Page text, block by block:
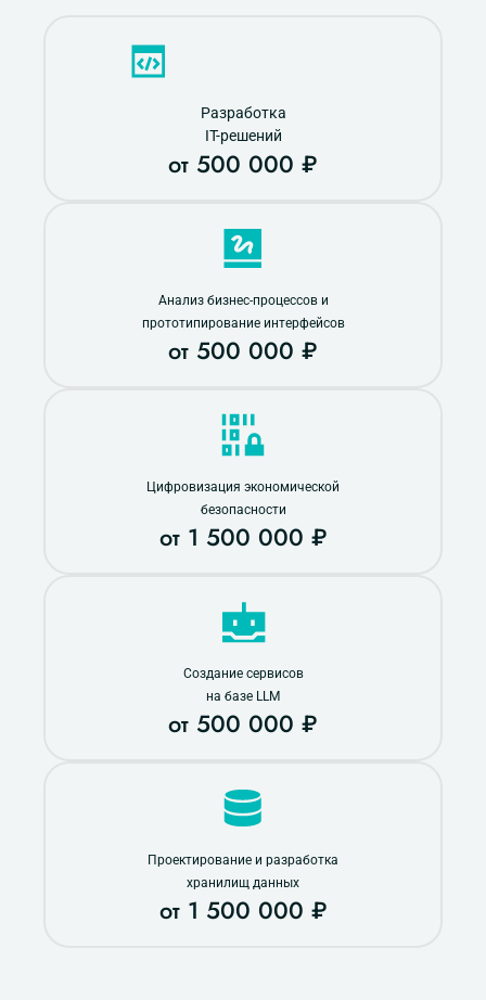
Разработка
IT-решений
от 500 000 ₽
Анализ бизнес-процессов и
прототипирование интерфейсов
от 500 000 ₽
Цифровизация экономической
безопасности
от 1 500 000 ₽
Создание сервисов
на базе LLM
от 500 000 ₽
Проектирование и разработка
хранилищ данных
от 1 500 000 ₽